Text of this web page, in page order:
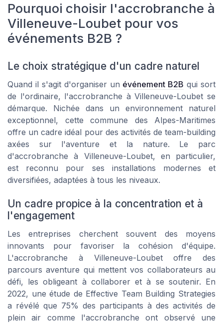
Pourquoi choisir l'accrobranche à
Villeneuve-Loubet pour vos
événements B2B ?
Le choix stratégique d'un cadre naturel
Quand il s'agit d'organiser un événement B2B qui sort
de l'ordinaire, l'accrobranche à Villeneuve-Loubet se
démarque. Nichée dans un environnement naturel
exceptionnel, cette commune des Alpes-Maritimes
offre un cadre idéal pour des activités de team-building
axées sur l'aventure et la nature. Le parc
d'accrobranche à Villeneuve-Loubet, en particulier,
est reconnu pour ses installations modernes et
diversifiées, adaptées à tous les niveaux.
Un cadre propice à la concentration et à
l'engagement
Les entreprises cherchent souvent des moyens
innovants pour favoriser la cohésion d'équipe.
L'accrobranche à Villeneuve-Loubet offre des
parcours aventure qui mettent vos collaborateurs au
défi, les obligeant à collaborer et à se soutenir. En
2022, une étude de Effective Team Building Strategies
a révélé que 75% des participants à des activités de
plein air comme l'accrobranche ont observé une